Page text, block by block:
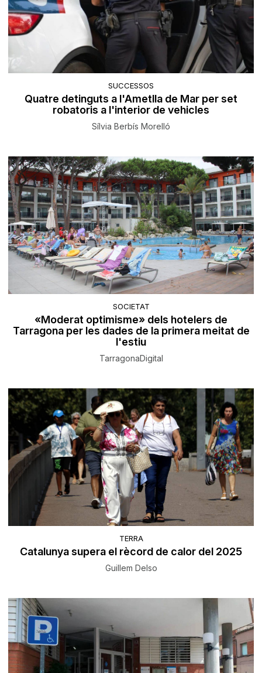
SUCCESSOS
Quatre detinguts a l'Ametlla de Mar per set
robatoris a l'interior de vehicles
Sílvia Berbís Morelló
SOCIETAT
«Moderat optimisme» dels hotelers de
Tarragona per les dades de la primera meitat de
l'estiu
TarragonaDigital
TERRA
Catalunya supera el rècord de calor del 2025
Guillem Delso